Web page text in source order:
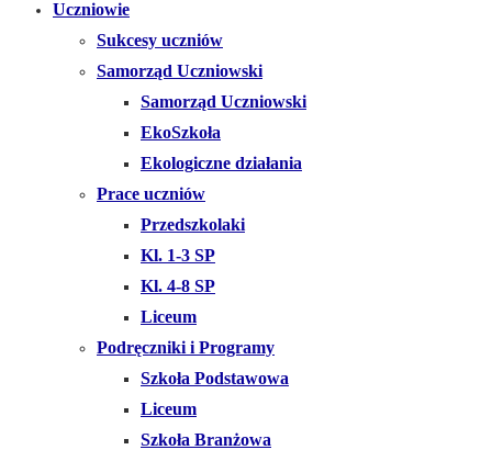
Uczniowie
Sukcesy uczniów
Samorząd Uczniowski
Samorząd Uczniowski
EkoSzkoła
Ekologiczne działania
Prace uczniów
Przedszkolaki
Kl. 1-3 SP
Kl. 4-8 SP
Liceum
Podręczniki i Programy
Szkoła Podstawowa
Liceum
Szkoła Branżowa